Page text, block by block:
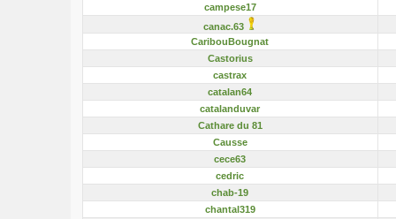
campese17
canac.63
CaribouBougnat
Castorius
castrax
catalan64
catalanduvar
Cathare du 81
Causse
cece63
cedric
chab-19
chantal319